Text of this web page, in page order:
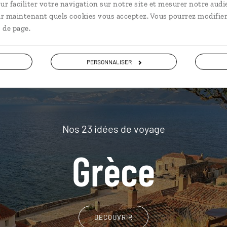
faciliter votre navigation sur notre site et mesurer notre
maintenant quels cookies vous acceptez. Vous pourrez
page.
PERSONNALISER
loin
Nos 23 idées de voyage
Grèce
DÉCOUVRIR